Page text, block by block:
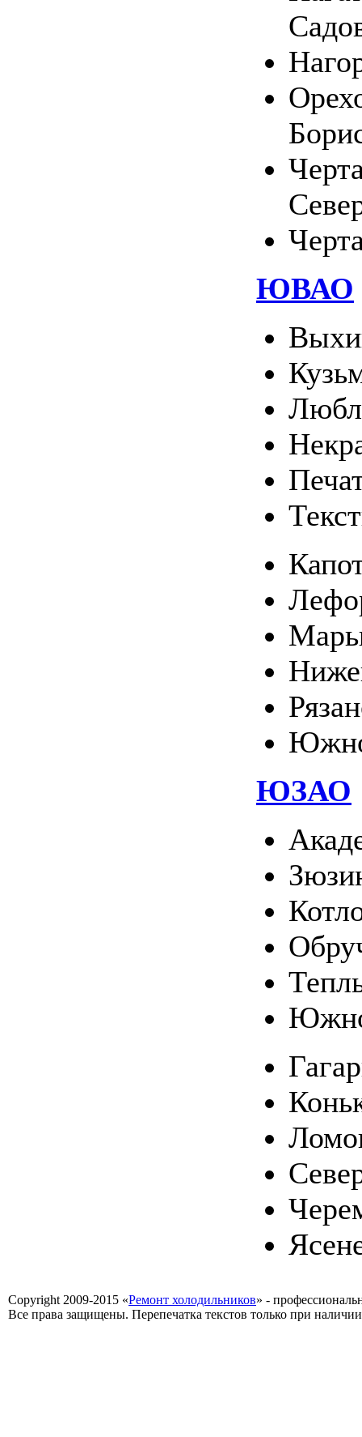
ЮВАО
ЮЗАО
Copyright 2009-2015 «Ремонт холодильников» -
Все права защищены. Перепечатка текстов только при